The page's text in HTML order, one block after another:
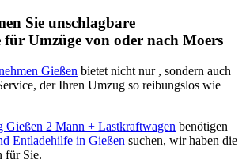
Sie unschlagbare
Umzüge von oder nach Moers
Gießen bietet nicht nur , sondern auch
der Ihren Umzug so reibungslos wie
Gießen 2 Mann + Lastkraftwagen benötigen
Entladehilfe in Gießen suchen, wir haben die
für Sie.